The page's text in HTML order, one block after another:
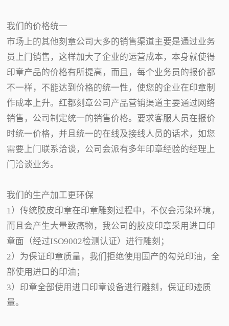
我们的价格统一
市场上的其他刻章公司大多的销售渠道主要是通过业务
员上门销售，这样加大了企业的运营成本，本身就使得
印章产品的价格有所提高，而且，每个业务员的报价都
不一样，不能达到价格的统一性，使您的企业在印章制
作成本上升。红都刻章公司产品营销渠道主要通过网络
销售，公司制定统一的销售价格。要求客服人员在报价
时统一价格，并且统一的在线及接线人员的话术，如您
需要上门联系洽谈，公司会派有多年印章经验的经理上
门洽谈业务。
我们的生产加工更环保
1）传统胶皮印章在印章雕刻过程中，不仅会污染环境，
而且会产生大量致癌物，我公司的胶皮印章采用进口印
章面（经过ISO9002检测认证）进行雕刻；
2）为保证印章质量，我们拒绝使用国产的勾兑印油，全
部使用进口的印油；
3）印章全部使用进口印章设备进行雕刻，保证印迹质
量。